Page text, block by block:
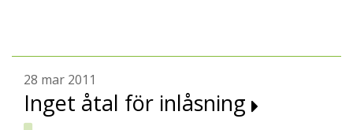
28 mar 2011
Inget åtal för inlåsning